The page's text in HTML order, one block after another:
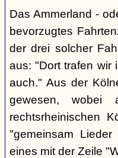
Das Ammerland -
bevorzugtes
der drei solcher
aus: "Dort trafen wir
auch." Aus der
gewesen, wobei
rechtsrheinischen
"gemeinsam
eines mit der Zeile